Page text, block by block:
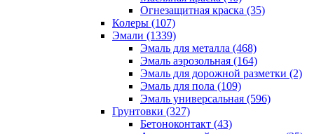
Огнезащитная краска (35)
Колеры (107)
Эмали (1339)
Эмаль для металла (468)
Эмаль аэрозольная (164)
Эмаль для дорожной разметки (2)
Эмаль для пола (109)
Эмаль универсальная (596)
Грунтовки (327)
Бетоноконтакт (43)